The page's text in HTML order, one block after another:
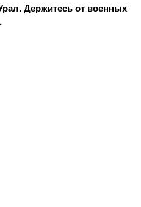
Держитесь от военных